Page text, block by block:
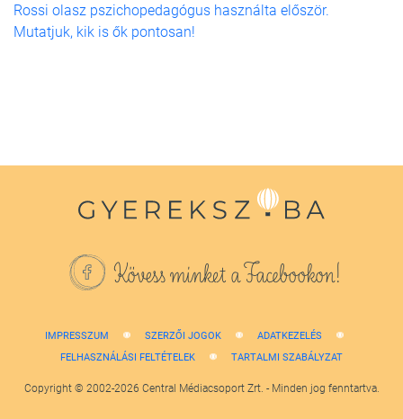
Rossi olasz pszichopedagógus használta először.
Mutatjuk, kik is ők pontosan!
Kövess minket a Facebookon!
IMPRESSZUM SZERZŐI JOGOK
ADATKEZELÉS
FELHASZNÁLÁSI FELTÉTELEK
TARTALMI SZABÁLYZAT
Copyright © 2002-2026 Central Médiacsoport Zrt. - Minden jog fenntartva.